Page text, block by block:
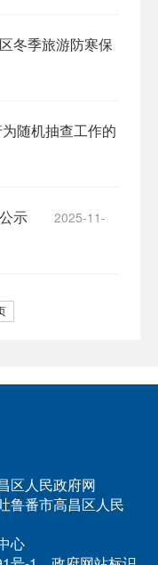
冬季旅游防寒保
随机抽查工作的
示
2025-11-
区人民政府网
鲁番市高昌区人民
心